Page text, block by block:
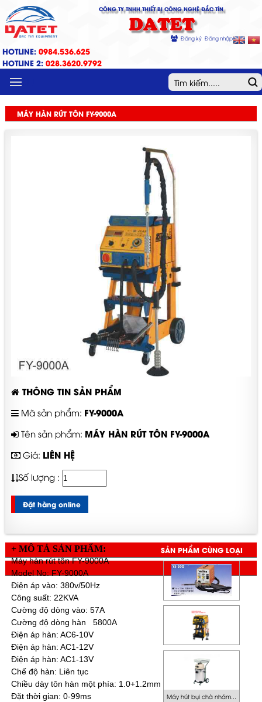
CÔNG TY TNHH THIẾT BỊ CÔNG NGHỆ ĐẮC TÍN
DATET
Đăng ký Đăng nhập
HOTLINE: 0984.536.625
HOTLINE 2: 028.3620.9792
MENU
MÁY HÀN RÚT TÔN FY-9000A
THÔNG TIN SẢN PHẨM
Mã sản phẩm: FY-9000A
Tên sản phẩm: MÁY HÀN RÚT TÔN FY-9000A
Giá: LIÊN HỆ
Số lượng :
Đặt hàng online
+ MÔ TẢ SẢN PHẨM:
Máy hàn rút tôn FY-9000A
Model No: FY-9000A
Điện áp vào: 380v/50Hz
Công suất: 22KVA
Cường độ dòng vào: 57A
Cường độ dòng hàn 5800A
Điện áp hàn: AC6-10V
Điện áp hàn: AC1-12V
Điện áp hàn: AC1-13V
Chế độ hàn: Liên tục
Chiều dày tôn hàn một phía: 1.0+1.2mm
Đặt thời gian: 0-99ms
SẢN PHẨM CÙNG LOẠI
Máy hút bụi chà nhám...